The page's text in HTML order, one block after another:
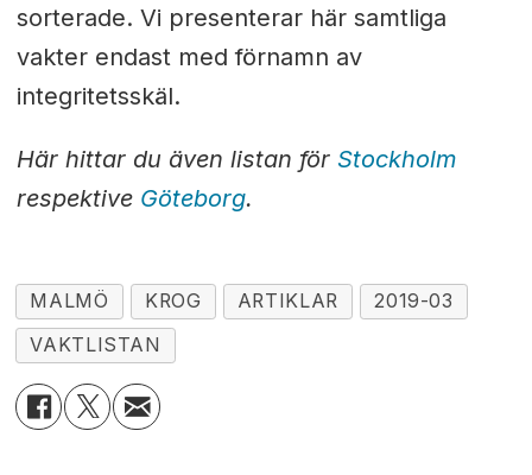
sorterade. Vi presenterar här samtliga
vakter endast med förnamn av
integritetsskäl.
Här hittar du även listan för Stockholm
respektive Göteborg.
MALMÖ KROG ARTIKLAR
2019-03
VAKTLISTAN